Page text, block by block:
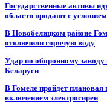
Государственные активы
области продают с
В Новобелицком районе
отключили горячую воду
Удар по оборонному
Беларуси
В Гомеле пройдет
включением электросирен